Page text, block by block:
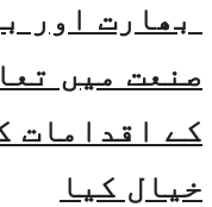
بھارت اور
صنعت میں
کے اقدامات
خیال کیا